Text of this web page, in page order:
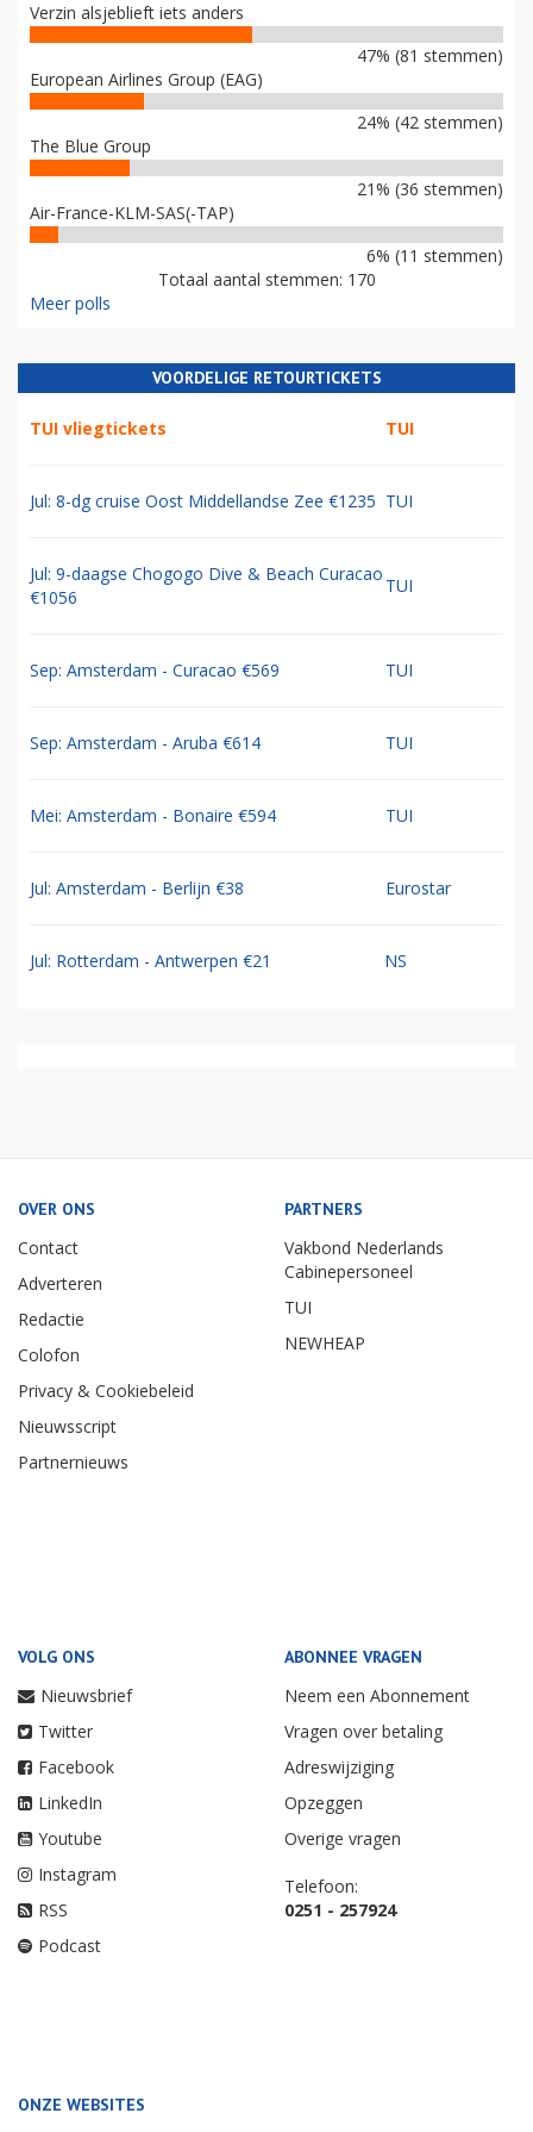
Verzin alsjeblieft iets anders
47% (81 stemmen)
European Airlines Group (EAG)
24% (42 stemmen)
The Blue Group
21% (36 stemmen)
Air-France-KLM-SAS(-TAP)
6% (11 stemmen)
Totaal aantal stemmen: 170
Meer polls
VOORDELIGE RETOURTICKETS
TUI vliegtickets TUI
Jul: 8-dg cruise Oost Middellandse Zee €1235 TUI
Jul: 9-daagse Chogogo Dive & Beach Curacao
€1056
TUI
Sep: Amsterdam - Curacao €569 TUI
Sep: Amsterdam - Aruba €614 TUI
Mei: Amsterdam - Bonaire €594 TUI
Jul: Amsterdam - Berlijn €38 Eurostar
Jul: Rotterdam - Antwerpen €21 NS
OVER ONS
Contact
Adverteren
Redactie
Colofon
Privacy & Cookiebeleid
Nieuwsscript
Partnernieuws
PARTNERS
Vakbond Nederlands
Cabinepersoneel
TUI
NEWHEAP
VOLG ONS
Nieuwsbrief
Twitter
Facebook
LinkedIn
Youtube
Instagram
RSS
Podcast
ABONNEE VRAGEN
Neem een Abonnement
Vragen over betaling
Adreswijziging
Opzeggen
Overige vragen
Telefoon:
0251 - 257924
ONZE WEBSITES